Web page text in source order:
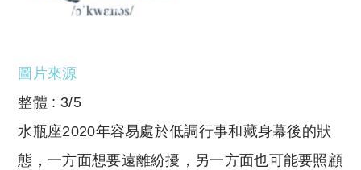
圖片來源
整體 : 3/5
水瓶座2020年容易處於低調行事和藏身幕後的狀
態，一方面想要遠離紛擾，另一方面也可能要照顧